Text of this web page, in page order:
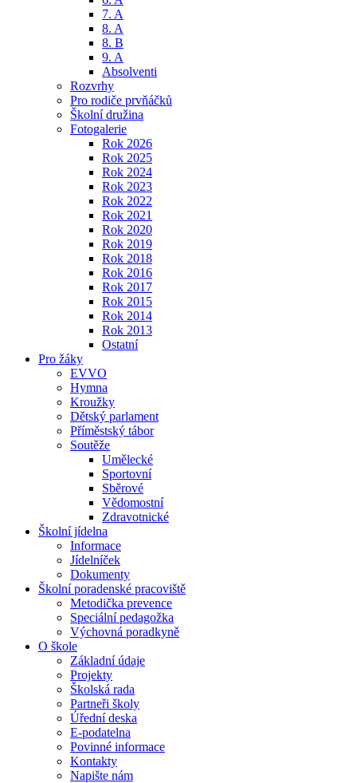
7. A
8. A
8. B
9. A
Absolventi
Rozvrhy
Pro rodiče prvňáčků
Školní družina
Fotogalerie
Rok 2026
Rok 2025
Rok 2024
Rok 2023
Rok 2022
Rok 2021
Rok 2020
Rok 2019
Rok 2018
Rok 2016
Rok 2017
Rok 2015
Rok 2014
Rok 2013
Ostatní
Pro žáky
EVVO
Hymna
Kroužky
Dětský parlament
Příměstský tábor
Soutěže
Umělecké
Sportovní
Sběrové
Vědomostní
Zdravotnické
Školní jídelna
Informace
Jídelníček
Dokumenty
Školní poradenské pracoviště
Metodička prevence
Speciální pedagožka
Výchovná poradkyně
O škole
Základní údaje
Projekty
Školská rada
Partneři školy
Úřední deska
E-podatelna
Povinné informace
Kontakty
Napište nám